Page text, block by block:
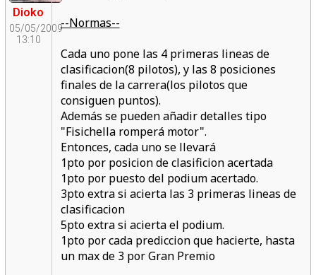
Dioko
05/05/2009
13:10
--Normas--
Cada uno pone las 4 primeras lineas de
clasificacion(8 pilotos), y las 8 posiciones
finales de la carrera(los pilotos que
consiguen puntos).
Además se pueden añadir detalles tipo
"Fisichella romperá motor".
Entonces, cada uno se llevará
1pto por posicion de clasificion acertada
1pto por puesto del podium acertado.
3pto extra si acierta las 3 primeras lineas de
clasificacion
5pto extra si acierta el podium.
1pto por cada prediccion que hacierte, hasta
un max de 3 por Gran Premio